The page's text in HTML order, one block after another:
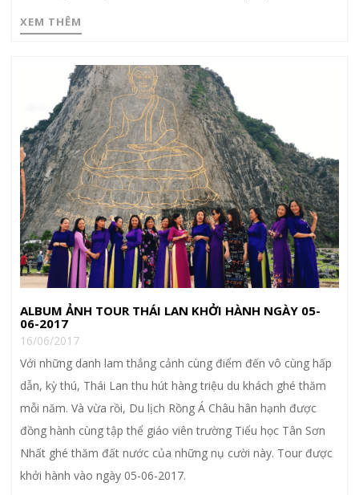
XEM THÊM
ALBUM ẢNH TOUR THÁI LAN KHỞI HÀNH NGÀY 05-
06-2017
16/06/2017
Với những danh lam thắng cảnh cùng điểm đến vô cùng hấp
dẫn, kỳ thú, Thái Lan thu hút hàng triệu du khách ghé thăm
mỗi năm. Và vừa rồi, Du lịch Rồng Á Châu hân hạnh được
đồng hành cùng tập thể giáo viên trường Tiểu học Tân Sơn
Nhất ghé thăm đất nước của những nụ cười này. Tour được
khởi hành vào ngày 05-06-2017.